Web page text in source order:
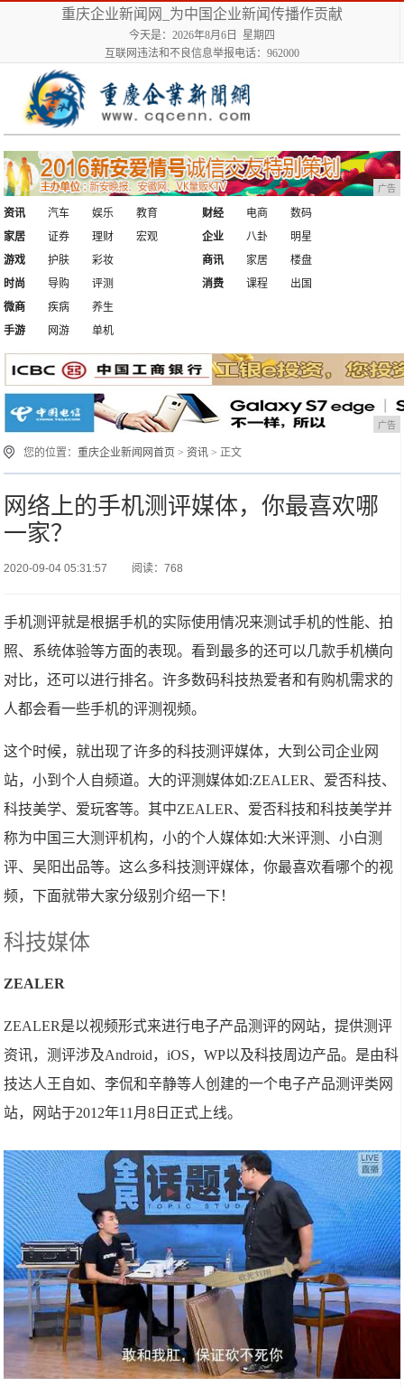
重庆企业新闻网_为中国企业新闻传播作贡献
今天是：2026年8月6日 星期四
互联网违法和不良信息举报电话：962000
广告
资讯 汽车 娱乐
教育
家居
证券 理财 宏观
财经 电商
数码
企业
八卦
明星
游戏
护肤
彩妆
时尚
导购 评测
商讯 家居
楼盘
消费
课程
出国
微商
疾病
养生
手游
网游 单机
广告
您的位置：重庆企业新闻网首页 >资讯 > 正文
网络上的手机测评媒体，你最喜欢哪
一家？
2020-09-04 05:31:57 阅读：768
手机测评就是根据手机的实际使用情况来测试手机的性能、拍
照、系统体验等方面的表现。看到最多的还可以几款手机横向
对比，还可以进行排名。许多数码科技热爱者和有购机需求的
人都会看一些手机的评测视频。
这个时候，就出现了许多的科技测评媒体，大到公司企业网
站，小到个人自频道。大的评测媒体如:ZEALER、爱否科技、
科技美学、爱玩客等。其中ZEALER、爱否科技和科技美学并
称为中国三大测评机构，小的个人媒体如:大米评测、小白测
评、吴阳出品等。这么多科技测评媒体，你最喜欢看哪个的视
频，下面就带大家分级别介绍一下！
科技媒体
ZEALER
ZEALER是以视频形式来进行电子产品测评的网站，提供测评
资讯，测评涉及Android，iOS，WP以及科技周边产品。是由科
技达人王自如、李侃和辛静等人创建的一个电子产品测评类网
站，网站于2012年11月8日正式上线。